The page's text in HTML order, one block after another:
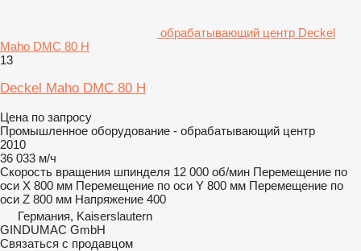
обрабатывающий центр Deckel
Maho DMC 80 H
13
Deckel Maho DMC 80 H
Цена по запросу
Промышленное оборудование - обрабатывающий центр
2010
36 033 м/ч
Скорость вращения шпинделя 12 000 об/мин Перемещение по
оси X 800 мм Перемещение по оси Y 800 мм Перемещение по
оси Z 800 мм Напряжение 400
Германия, Kaiserslautern
GINDUMAC GmbH
Связаться с продавцом